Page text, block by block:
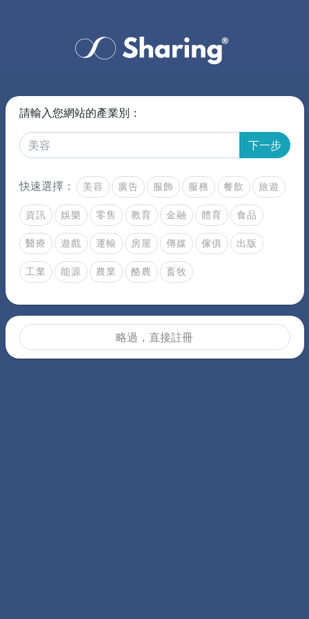
請輸入您網站的產業別：
下一步
快速選擇： 美容 廣告 服飾 服務 餐飲 旅遊
資訊 娛樂 零售 教育 金融 體育 食品
醫療 遊戲 運輸 房屋 傳媒 傢俱 出版
工業 能源 農業 酪農 畜牧
略過，直接註冊